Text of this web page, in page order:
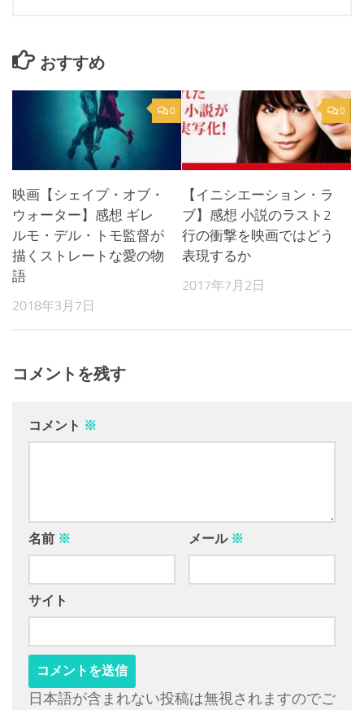
おすすめ
0
映画【シェイプ・オブ・
ウォーター】感想 ギレ
ルモ・デル・トモ監督が
描くストレートな愛の物
語
2018年3月7日
0
【イニシエーション・ラ
ブ】感想 小説のラスト2
行の衝撃を映画ではどう
表現するか
2017年7月2日
コメントを残す
コメント ※
名前 ※ メール ※
サイト
日本語が含まれない投稿は無視されますのでご